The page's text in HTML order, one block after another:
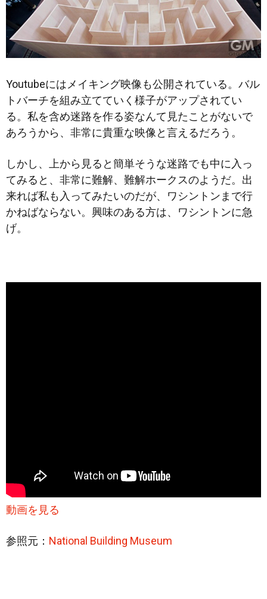
Youtubeにはメイキング映像も公開されている。バル
トバーチを組み立てていく様子がアップされてい
る。私を含め迷路を作る姿なんて見たことがないで
あろうから、非常に貴重な映像と言えるだろう。
しかし、上から見ると簡単そうな迷路でも中に入っ
てみると、非常に難解、難解ホークスのようだ。出
来れば私も入ってみたいのだが、ワシントンまで行
かねばならない。興味のある方は、ワシントンに急
げ。
動画を見る
参照元： National Building Museum